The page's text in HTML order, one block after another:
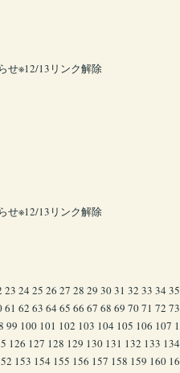
せ※12/13リンク解除
せ※12/13リンク解除
23 24 25 26 27 28 29 3031 32 33 34 35
61 62 63 64 65 66 67 68 69 7071 72 73
99 100 101 102 103 104 105 106 107 1
126 127 128 129 130 131 132 133 134
153 154 155 156 157 158 159 160 16